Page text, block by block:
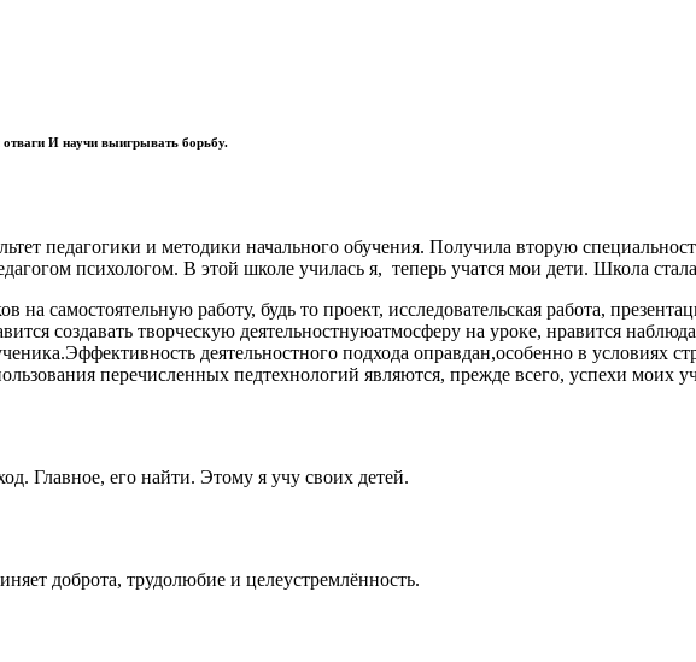
И научи выигрывать борьбу.
педагогики и методики начального обучения. Получила вторую
психологом. В этой школе училась я, теперь учатся мои дети. Школа
самостоятельную работу, будь то проект, исследовательская работа,
создавать творческую деятельностнуюатмосферу на уроке, нравится
деятельностного подхода оправдан,особенно в условиях
перечисленных педтехнологий являются, прежде всего, успехи моих
Главное, его найти. Этому я учу своих детей.
доброта, трудолюбие и целеустремлённость.